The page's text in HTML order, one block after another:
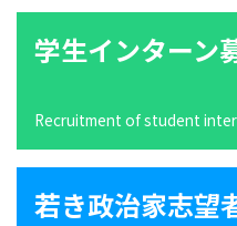
学生インターン
Recruitment of student
若き政治家志望